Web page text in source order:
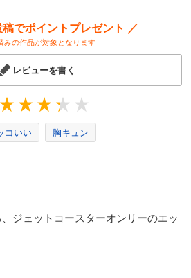
でポイントプレゼント ／
みの作品が対象となります
レビューを書く
コいい 胸キュン
ジェットコースターオンリーのエッ